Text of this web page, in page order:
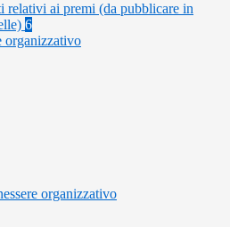
relativi ai premi (da pubblicare in
6
organizzativo
organizzativo